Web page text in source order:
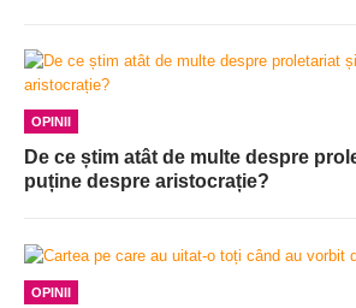
OPINII
De ce știm atât de multe despre
puține despre aristocrație?
OPINII